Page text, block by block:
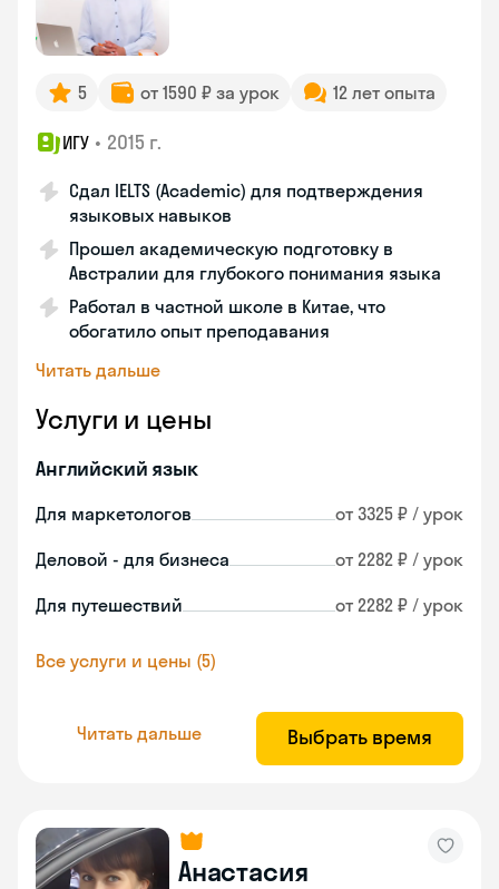
5 от 1590 ₽ за урок 12 лет опыта
ИГУ • 2015 г.
Сдал IELTS (Academic) для подтверждения
языковых навыков
Прошел академическую подготовку в
Австралии для глубокого понимания языка
Работал в частной школе в Китае, что
обогатило опыт преподавания
Читать дальше
Услуги и цены
Английский язык
Для маркетологов от 3325 ₽ / урок
Деловой - для бизнеса от 2282 ₽ / урок
Для путешествий от 2282 ₽ / урок
Все услуги и цены (5)
Читать дальше Выбрать время
Анастасия